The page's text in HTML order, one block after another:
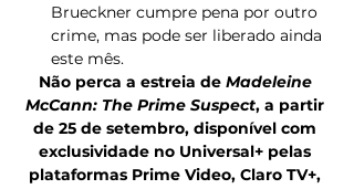
Brueckner cumpre pena por outro
crime, mas pode ser liberado ainda
este mês.
Não perca a estreia de Madeleine
McCann: The Prime Suspect, a partir
de 25 de setembro, disponível com
exclusividade no Universal+ pelas
plataformas Prime Video, Claro TV+,